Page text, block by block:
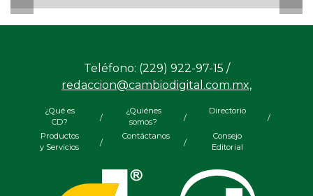
Teléfono: (229) 922-97-15 /
redaccion@cambiodigital.com.mx,
¿Qué es
CD?
/
¿Quiénes
somos?
/
Directorio
/
Productos
y Servicios
/
Contáctanos
/
Consejo
Editorial